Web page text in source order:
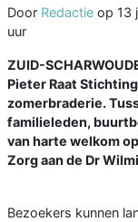
Door Redactie op 13
uur
ZUID-
Pieter Raat
zomerbraderie.
familieleden,
van harte welkom
Zorg aan de Dr
Bezoekers kunnen